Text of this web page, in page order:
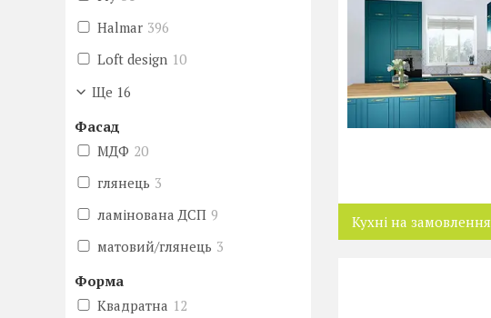
Кухні на замовлення
Halmar 396
Loft design 10
Ще 16
Фасад
МДФ 20
глянець 3
ламінована ДСП 9
матовий/глянець 3
Форма
Квадратна 12